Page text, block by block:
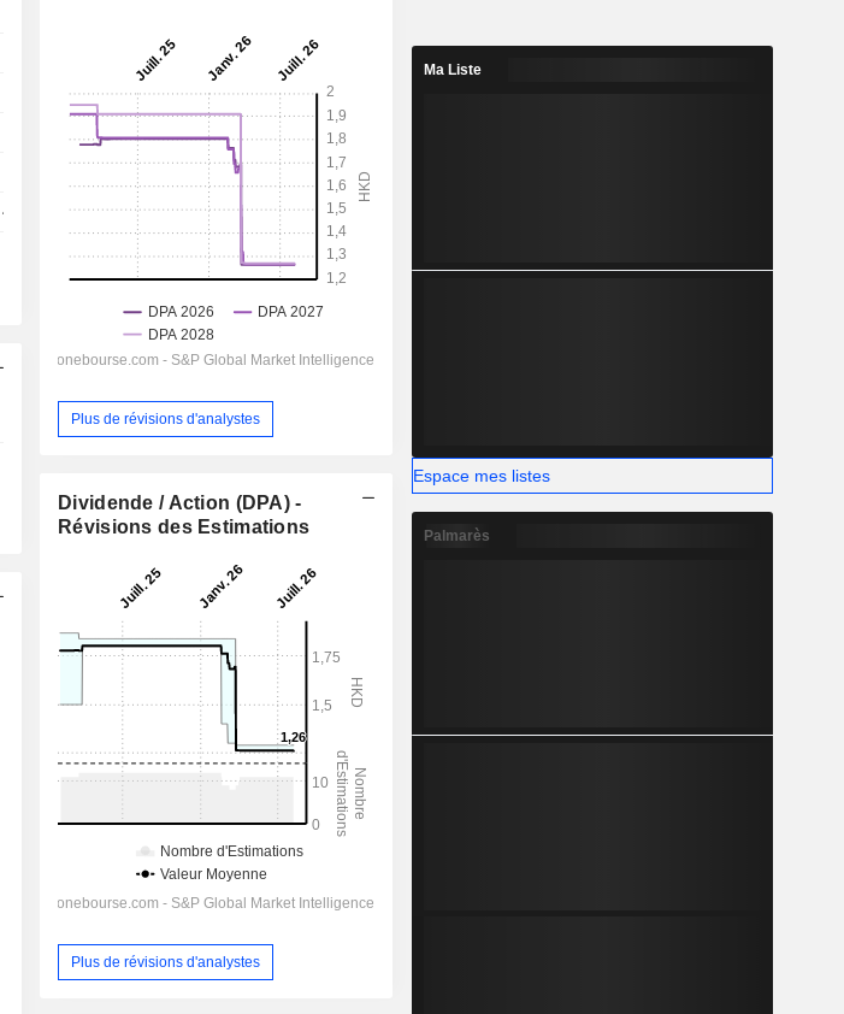
4,6%
1,539 1,818
82% 69,6%
27,48 27,48 27,48
4 841 387 4 841 387 -
- -
Plus de révisions d'analystes
Dividende / Action (DPA) -
Révisions des Estimations
Plus de révisions d'analystes
Ma Liste
Espace mes listes
Palmarès